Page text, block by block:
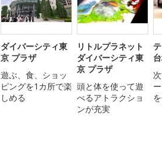
ダイバーシティ東
京 プラザ
遊ぶ、食、ショッ
ピングを1カ所で楽
しめる
リトルプラネット
ダイバーシティ東
京 プラザ
頭と体を使って遊
べるアトラクショ
ンが充実